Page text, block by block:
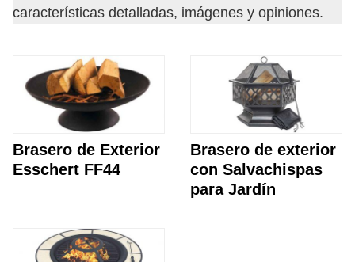
características detalladas, imágenes y opiniones.
Brasero de Exterior
Esschert FF44
Brasero de exterior
con Salvachispas
para Jardín